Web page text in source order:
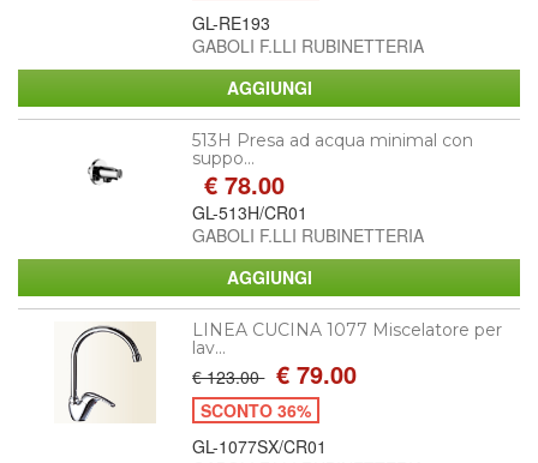
GL-RE193
GABOLI F.LLI RUBINETTERIA
513H Presa ad acqua minimal con
suppo...
€ 78.00
GL-513H/CR01
GABOLI F.LLI RUBINETTERIA
LINEA CUCINA 1077 Miscelatore per
lav...
€ 123.00 € 79.00
SCONTO 36%
GL-1077SX/CR01